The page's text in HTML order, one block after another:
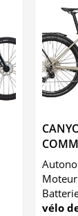
vélo